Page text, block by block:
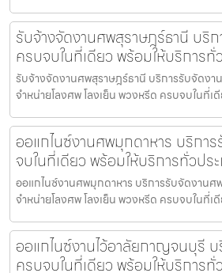
รับจ้างจัดงานศพสุราษฎร์ธานี บริ
ครบจบในที่เดียว พร้อมให้บริการทั่
รับจ้างจัดงานศพสุราษฎร์ธานี บริการรับจัดง
จำหน่ายโลงศพ โลงเย็น พวงหรีด ครบจบในที่เ
ออแกไนซ์งานศพมุกดาหาร บริกา
จบในที่เดียว พร้อมให้บริการทั่วปร
ออแกไนซ์งานศพมุกดาหาร บริการรับจัดงาน
จำหน่ายโลงศพ โลงเย็น พวงหรีด ครบจบในที่เ
ออแกไนซ์งานไว้อาลัยกาญจนบุรี
ครบจบในที่เดียว พร้อมให้บริการทั่